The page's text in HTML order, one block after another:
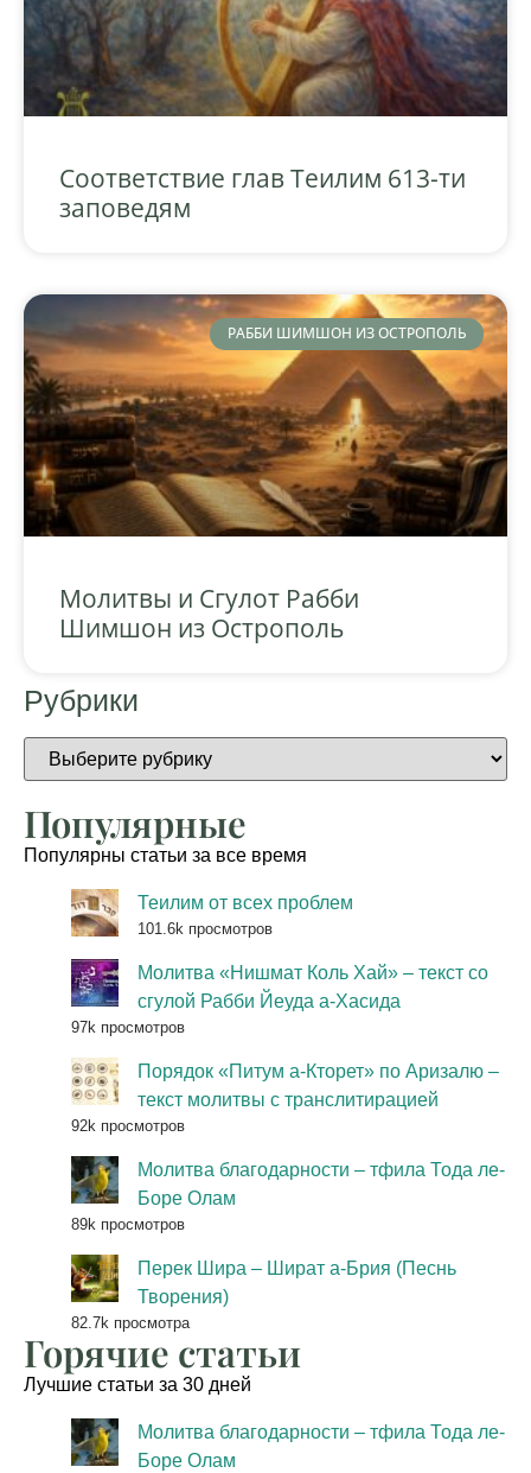
Соответствие глав Теилим 613-ти
заповедям
РАББИ ШИМШОН ИЗ ОСТРОПОЛЬ
Молитвы и Сгулот Рабби
Шимшон из Острополь
Рубрики
Популярные
Популярны статьи за все время
Теилим от всех проблем
101.6k просмотров
Молитва «Нишмат Коль Хай» – текст со
сгулой Рабби Йеуда а-Хасида
97k просмотров
Порядок «Питум а-Кторет» по Аризалю –
текст молитвы с транслитирацией
92k просмотров
Молитва благодарности – тфила Тода ле-
Боре Олам
89k просмотров
Перек Шира – Шират а-Брия (Песнь
Творения)
82.7k просмотра
Горячие статьи
Лучшие статьи за 30 дней
Молитва благодарности – тфила Тода ле-
Боре Олам